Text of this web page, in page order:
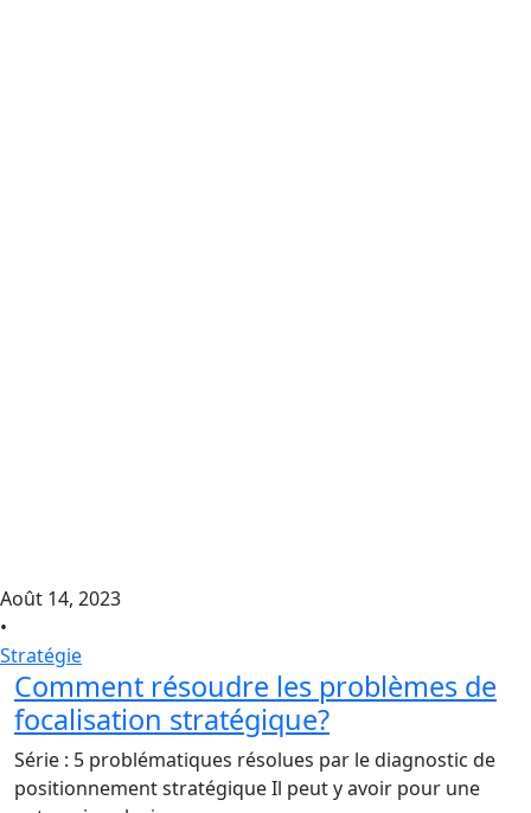
Août 14, 2023
•
Stratégie
Comment résoudre les problèmes de
focalisation stratégique?
Série : 5 problématiques résolues par le diagnostic de
positionnement stratégique Il peut y avoir pour une